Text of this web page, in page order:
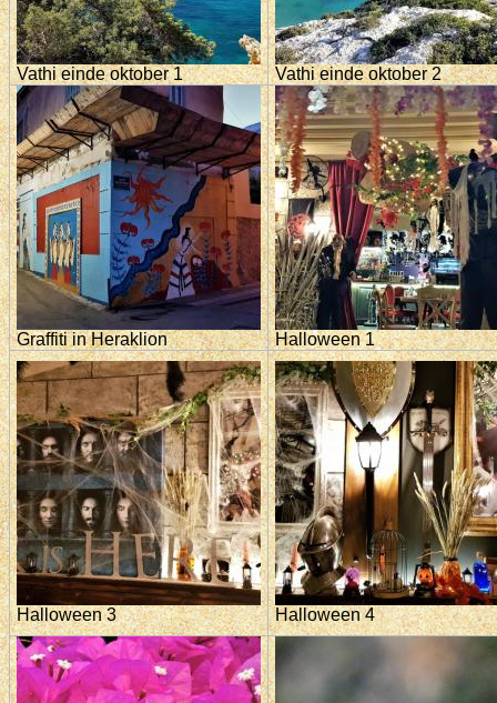
Vathi einde oktober 1 Vathi einde oktober 2
Graffiti in Heraklion Halloween 1
Halloween 3 Halloween 4